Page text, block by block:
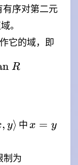
有序对第二元
。
它的域，即
\ R =
R
, y⟩ 中x=y
x = y
制为